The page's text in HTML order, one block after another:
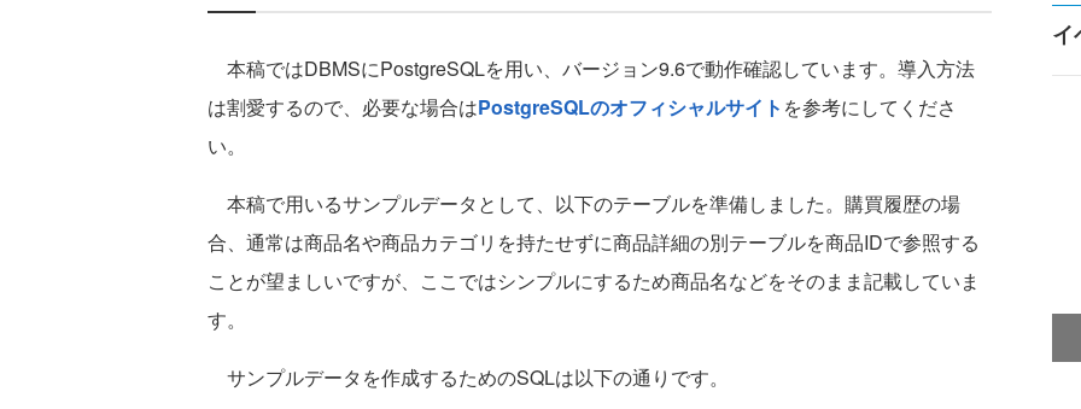
本稿ではDBMSにPostgreSQLを用い、バージョン9.6で動作確認しています。導入方法
は割愛するので、必要な場合はPostgreSQLのオフィシャルサイト を参考にしてくださ
い。
本稿で用いるサンプルデータとして、以下のテーブルを準備しました。購買履歴の場
合、通常は商品名や商品カテゴリを持たせずに商品詳細の別テーブルを商品IDで参照する
ことが望ましいですが、ここではシンプルにするため商品名などをそのまま記載していま
す。
サンプルデータを作成するためのSQLは以下の通りです。
イ